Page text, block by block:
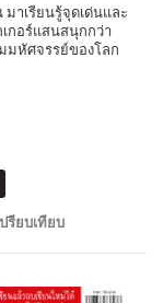
าเรียนรู้จุดเด่นและ
กอร์แสนสนุกกว่า
มหัศจรรย์ของโลก
รียบเทียบ